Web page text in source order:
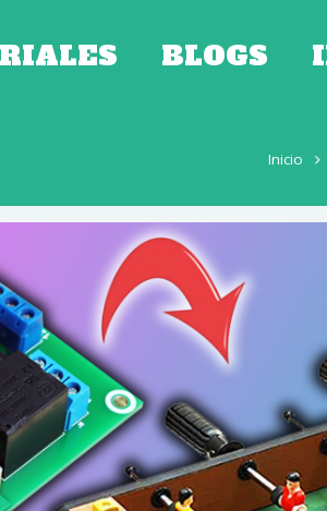
BLOGS
Inicio